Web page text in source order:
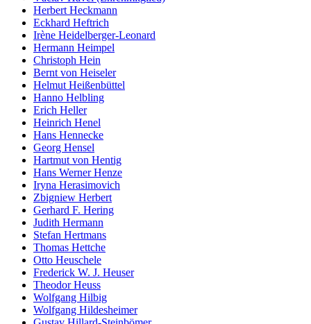
Herbert Heckmann
Eckhard Heftrich
Irène Heidelberger-Leonard
Hermann Heimpel
Christoph Hein
Bernt von Heiseler
Helmut Heißenbüttel
Hanno Helbling
Erich Heller
Heinrich Henel
Hans Hennecke
Georg Hensel
Hartmut von Hentig
Hans Werner Henze
Iryna Herasimovich
Zbigniew Herbert
Gerhard F. Hering
Judith Hermann
Stefan Hertmans
Thomas Hettche
Otto Heuschele
Frederick W. J. Heuser
Theodor Heuss
Wolfgang Hilbig
Wolfgang Hildesheimer